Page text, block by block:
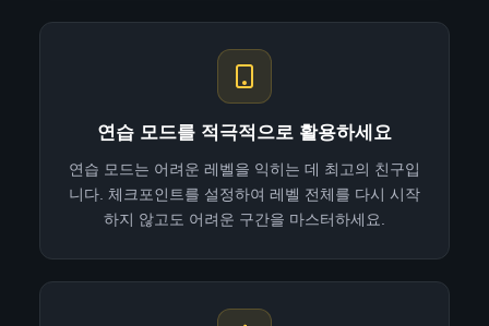
연습 모드를 적극적으로 활용하세요
연습 모드는 어려운 레벨을 익히는 데 최고의 친구입
니다. 체크포인트를 설정하여 레벨 전체를 다시 시작
하지 않고도 어려운 구간을 마스터하세요.